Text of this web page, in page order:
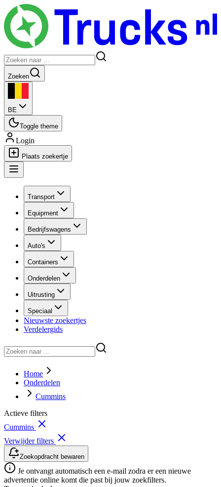
Zoeken
BE
Toggle theme
Login
Plaats zoekertje
Transport
Equipment
Bedrijfswagens
Auto's
Containers
Onderdelen
Uitrusting
Speciaal
Nieuwste zoekertjes
Verdelergids
Home
Onderdelen
Cummins
Actieve filters
Cummins
Verwijder filters
Zoekopdracht bewaren
Je ontvangt automatisch een e-mail zodra er een nieuwe
advertentie online komt die past bij jouw zoekfilters.